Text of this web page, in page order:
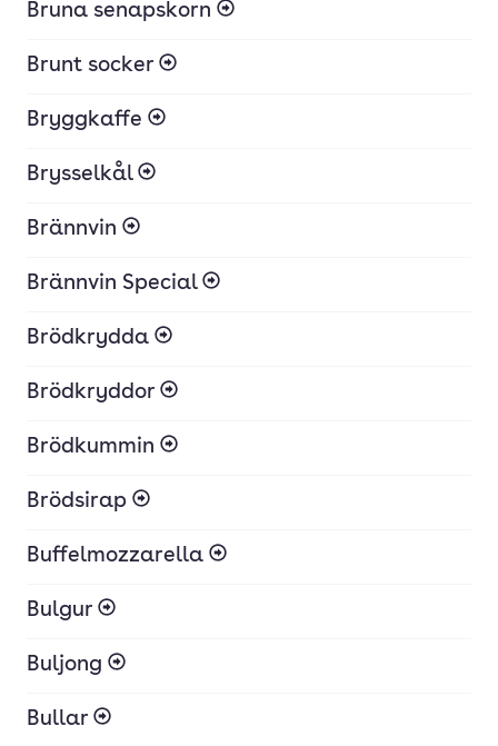
Bruna senapskorn
Brunt socker
Bryggkaffe
Brysselkål
Brännvin
Brännvin Special
Brödkrydda
Brödkryddor
Brödkummin
Brödsirap
Buffelmozzarella
Bulgur
Buljong
Bullar